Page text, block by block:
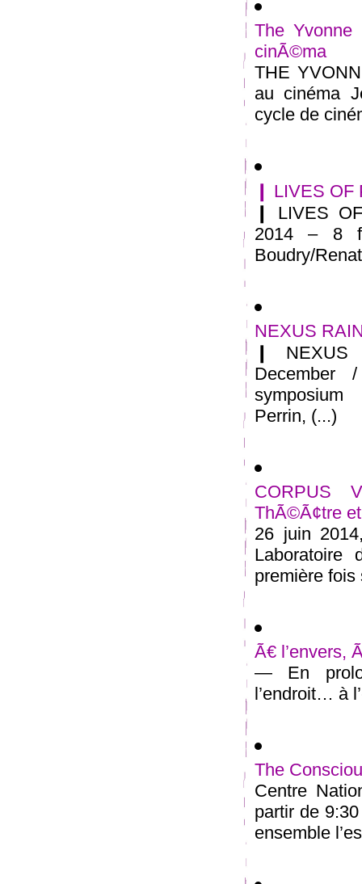
The
cinÃ©ma
THE
au cinéma
cycle de
❙ LIVES OF
❙ LIVES
2014 – 8
Boudry/
NEXUS
❙ NEXUS
December
Perrin, (...)
CORPUS
ThÃ©Ã¢tre
26 juin
Laboratoire
première fois
Ã€ l’envers,
— En
l’endroit… à
The
Centre
partir de
ensemble